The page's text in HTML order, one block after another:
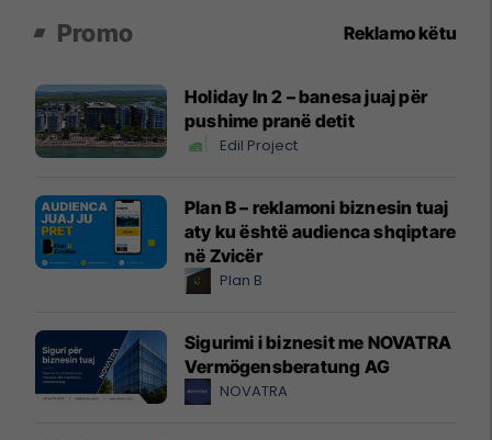
Promo Reklamo këtu
Holiday In 2 – banesa juaj për
pushime pranë detit
Edil Project
Plan B – reklamoni biznesin tuaj
aty ku është audienca shqiptare
në Zvicër
Plan B
Sigurimi i biznesit me NOVATRA
Vermögensberatung AG
NOVATRA